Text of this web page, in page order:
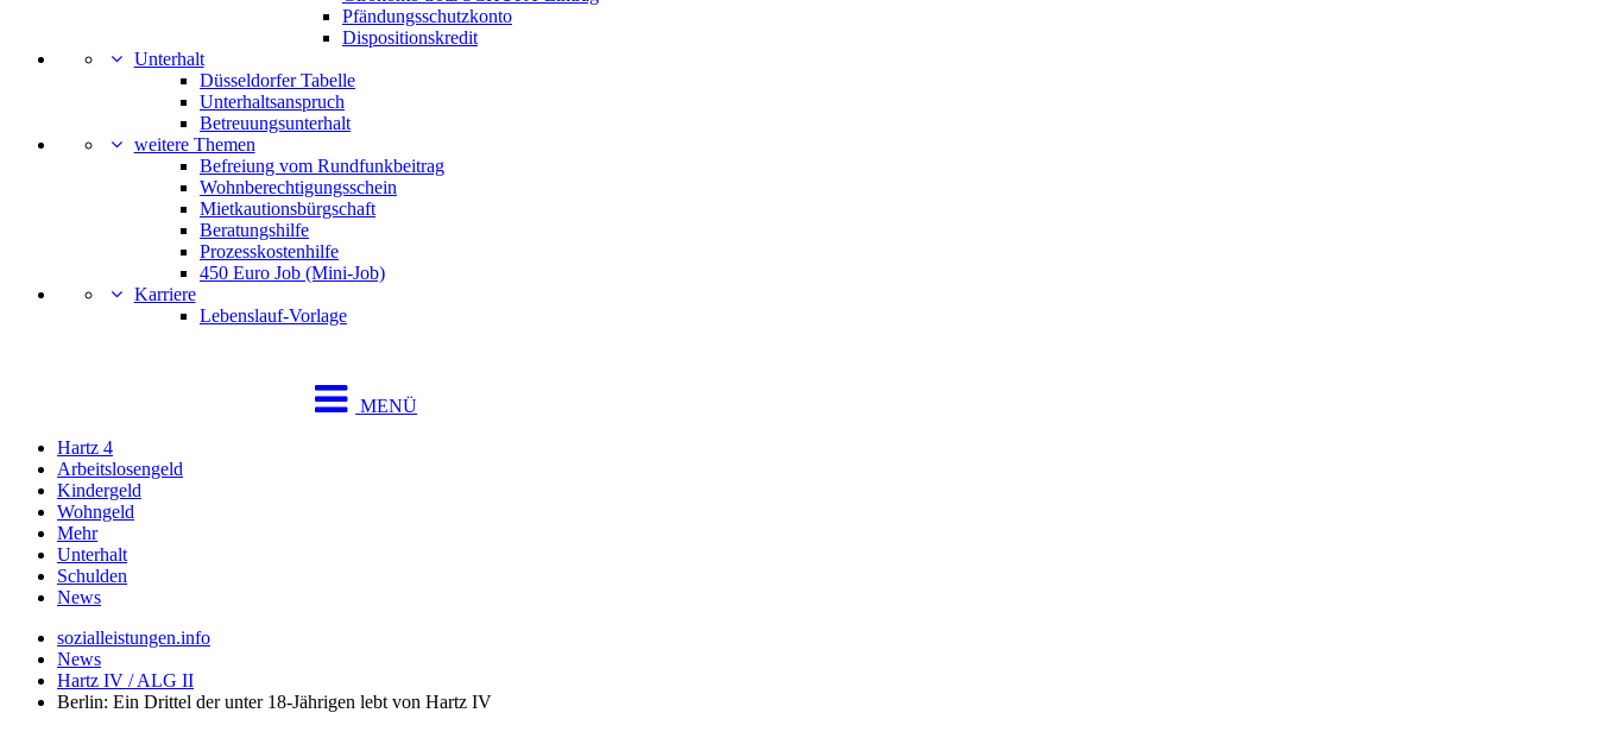
Pfändungsschutzkonto
Dispositionskredit
Unterhalt
Düsseldorfer Tabelle
Unterhaltsanspruch
Betreuungsunterhalt
weitere Themen
Befreiung vom Rundfunkbeitrag
Wohnberechtigungsschein
Mietkautionsbürgschaft
Beratungshilfe
Prozesskostenhilfe
450 Euro Job (Mini-Job)
Karriere
Lebenslauf-Vorlage
MENÜ
Hartz 4
Arbeitslosengeld
Kindergeld
Wohngeld
Mehr
Unterhalt
Schulden
News
sozialleistungen.info
News
Hartz IV / ALG II
Berlin: Ein Drittel der unter 18-Jährigen lebt von Hartz IV